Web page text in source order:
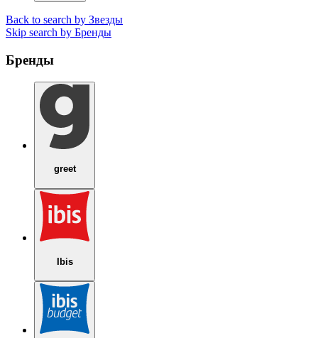
Back to search by Звезды
Skip search by Бренды
Бренды
greet
Ibis